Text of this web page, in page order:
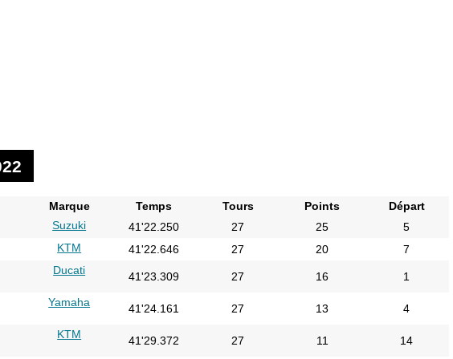
Marque Temps Tours Points
Départ
Suzuki 41'22.250 27 25
5
KTM 41'22.646 27 20 7
Ducati 41'23.309 27 16 1
Yamaha 41'24.161 27 13 4
KTM 41'29.372 27 11 14